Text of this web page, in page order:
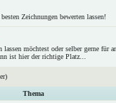
Zeichnungen bewerten lassen!
lassen möchtest oder selber gerne für
ist hier der richtige Platz...
Thema